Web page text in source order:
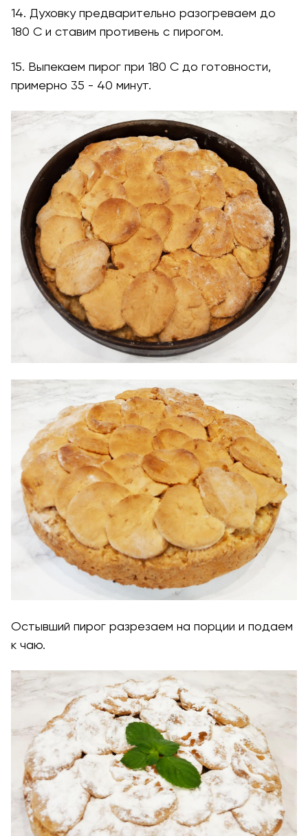
14. Духовку предварительно разогреваем до
180 С и ставим противень с пирогом.
15. Выпекаем пирог при 180 С до готовности,
примерно 35 - 40 минут.
Остывший пирог разрезаем на порции и подаем
к чаю.